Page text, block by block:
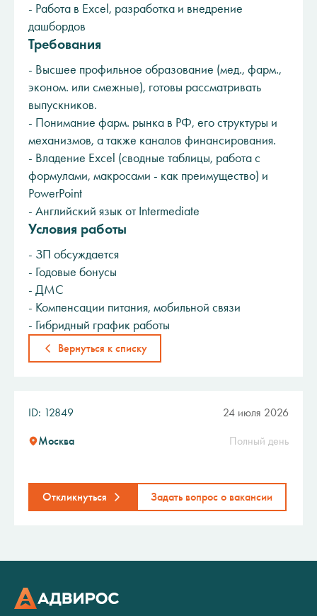
- Работа в Excel, разработка и внедрение
дашбордов
Требования
- Высшее профильное образование (мед., фарм.,
эконом. или смежные), готовы рассматривать
выпускников.
- Понимание фарм. рынка в РФ, его структуры и
механизмов, а также каналов финансирования.
- Владение Excel (сводные таблицы, работа с
формулами, макросами - как преимущество) и
PowerPoint
- Английский язык от Intermediate
Условия работы
- ЗП обсуждается
- Годовые бонусы
- ДМС
- Компенсации питания, мобильной связи
- Гибридный график работы
Вернуться к списку
ID: 12849 24 июля 2026
Москва Полный день
Откликнуться Задать вопрос о вакансии